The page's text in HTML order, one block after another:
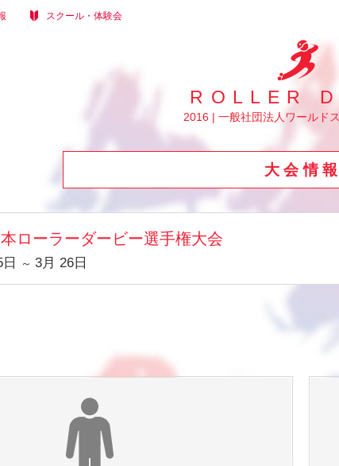
スクール・体験会
ROLLER
2016 | 一般社団法人ワールド
大会情報
ローラーダービー選手権大会
～ 3月 26日